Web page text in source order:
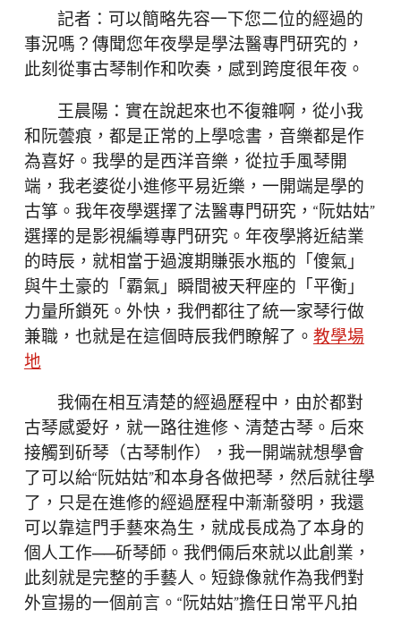
記者：可以簡略先容一下您二位的經過的
事況嗎？傳聞您年夜學是學法醫專門研究的，
此刻從事古琴制作和吹奏，感到跨度很年夜。
王晨陽：實在說起來也不復雜啊，從小我
和阮蕓痕，都是正常的上學唸書，音樂都是作
為喜好。我學的是西洋音樂，從拉手風琴開
端，我老婆從小進修平易近樂，一開端是學的
古箏。我年夜學選擇了法醫專門研究，“阮姑姑”
選擇的是影視編導專門研究。年夜學將近結業
的時辰，就相當于過渡期賺張水瓶的「傻氣」
與牛土豪的「霸氣」瞬間被天秤座的「平衡」
力量所鎖死。外快，我們都往了統一家琴行做
兼職，也就是在這個時辰我們瞭解了。 教學場
地
我倆在相互清楚的經過歷程中，由於都對
古琴感愛好，就一路往進修、清楚古琴。后來
接觸到斫琴（古琴制作），我一開端就想學會
了可以給“阮姑姑”和本身各做把琴，然后就往學
了，只是在進修的經過歷程中漸漸發明，我還
可以靠這門手藝來為生，就成長成為了本身的
個人工作──斫琴師。我們倆后來就以此創業，
此刻就是完整的手藝人。短錄像就作為我們對
外宣揚的一個前言。“阮姑姑”擔任日常平凡拍